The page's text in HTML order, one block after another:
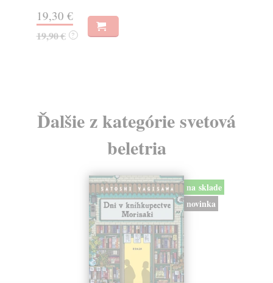
19,30 €
19,90 € ?
Ďalšie z kategórie svetová
beletria
na sklade
novinka